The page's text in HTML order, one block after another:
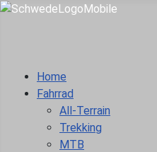
Home
Fahrrad
All-Terrain
Trekking
MTB